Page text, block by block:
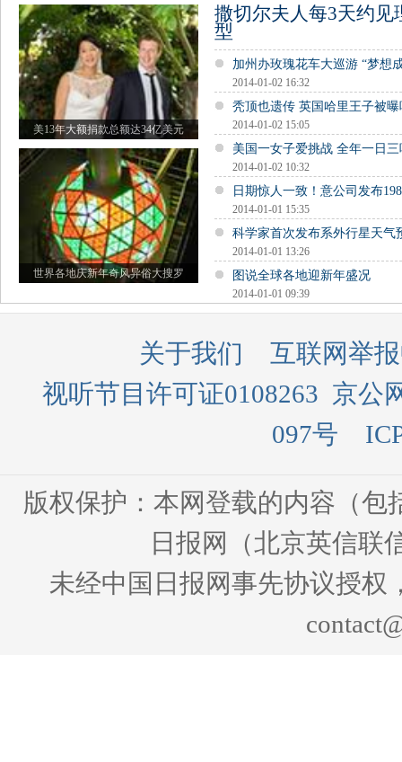
美13年大额捐款总额达34亿美元
世界各地庆新年奇风异俗大搜罗
撒切尔夫人每3天约见
型
加州办玫瑰花车大巡游 “梦想
2014-01-02 16:32
秃顶也遗传 英国哈里王子被
2014-01-02 15:05
美国一女子爱挑战 全年一日
2014-01-02 10:32
日期惊人一致！意公司发布
2014-01-01 15:35
科学家首次发布系外行星天气
2014-01-01 13:26
图说全球各地迎新年盛况
2014-01-01 09:39
关于我们
互联网举
视听节目许可证0108263 京公
097号
版权保护：本网登载的内容（
日报网（北京英信联
未经中国日报网事先协议授权